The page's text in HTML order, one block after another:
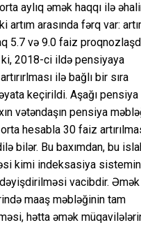
aylıq əmək haqqı ilə
artım arasında fərq var:
5.7 və 9.0 faiz
ki, 2018-ci ildə pensiyaya
ilə bağlı bir sıra
keçirildi. Aşağı pensiya
vətəndaşın pensiya
hesabla 30 faiz
bilər. Bu baxımdan, bu
kimi indeksasiya
vacibdir. Əmək
maaş məbləğinin tam
hətta əmək